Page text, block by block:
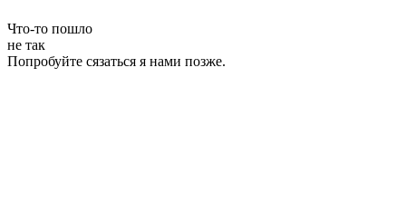
Что-то пошло
не так
Попробуйте сязаться я нами позже.